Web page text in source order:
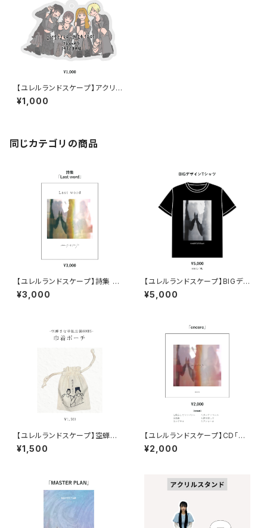
【ユレルランドスケープ】アクリル
キーホルダー
¥1,000
同じカテゴリの商品
【ユレルランドスケープ】詩集 「L
ast word」
¥3,000
【ユレルランドスケープ】BIGデ
ザインTシャツ
¥5,000
【ユレルランドスケープ】空蝉さ
な・巾着ポーチ
¥1,500
【ユレルランドスケープ】CD「en
core」
¥2,000